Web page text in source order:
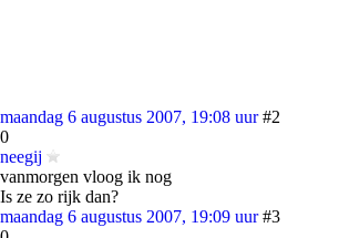
maandag 6 augustus 2007, 19:08 uur #2
0
neegij
vanmorgen vloog ik nog
Is ze zo rijk dan?
maandag 6 augustus 2007, 19:09 uur #3